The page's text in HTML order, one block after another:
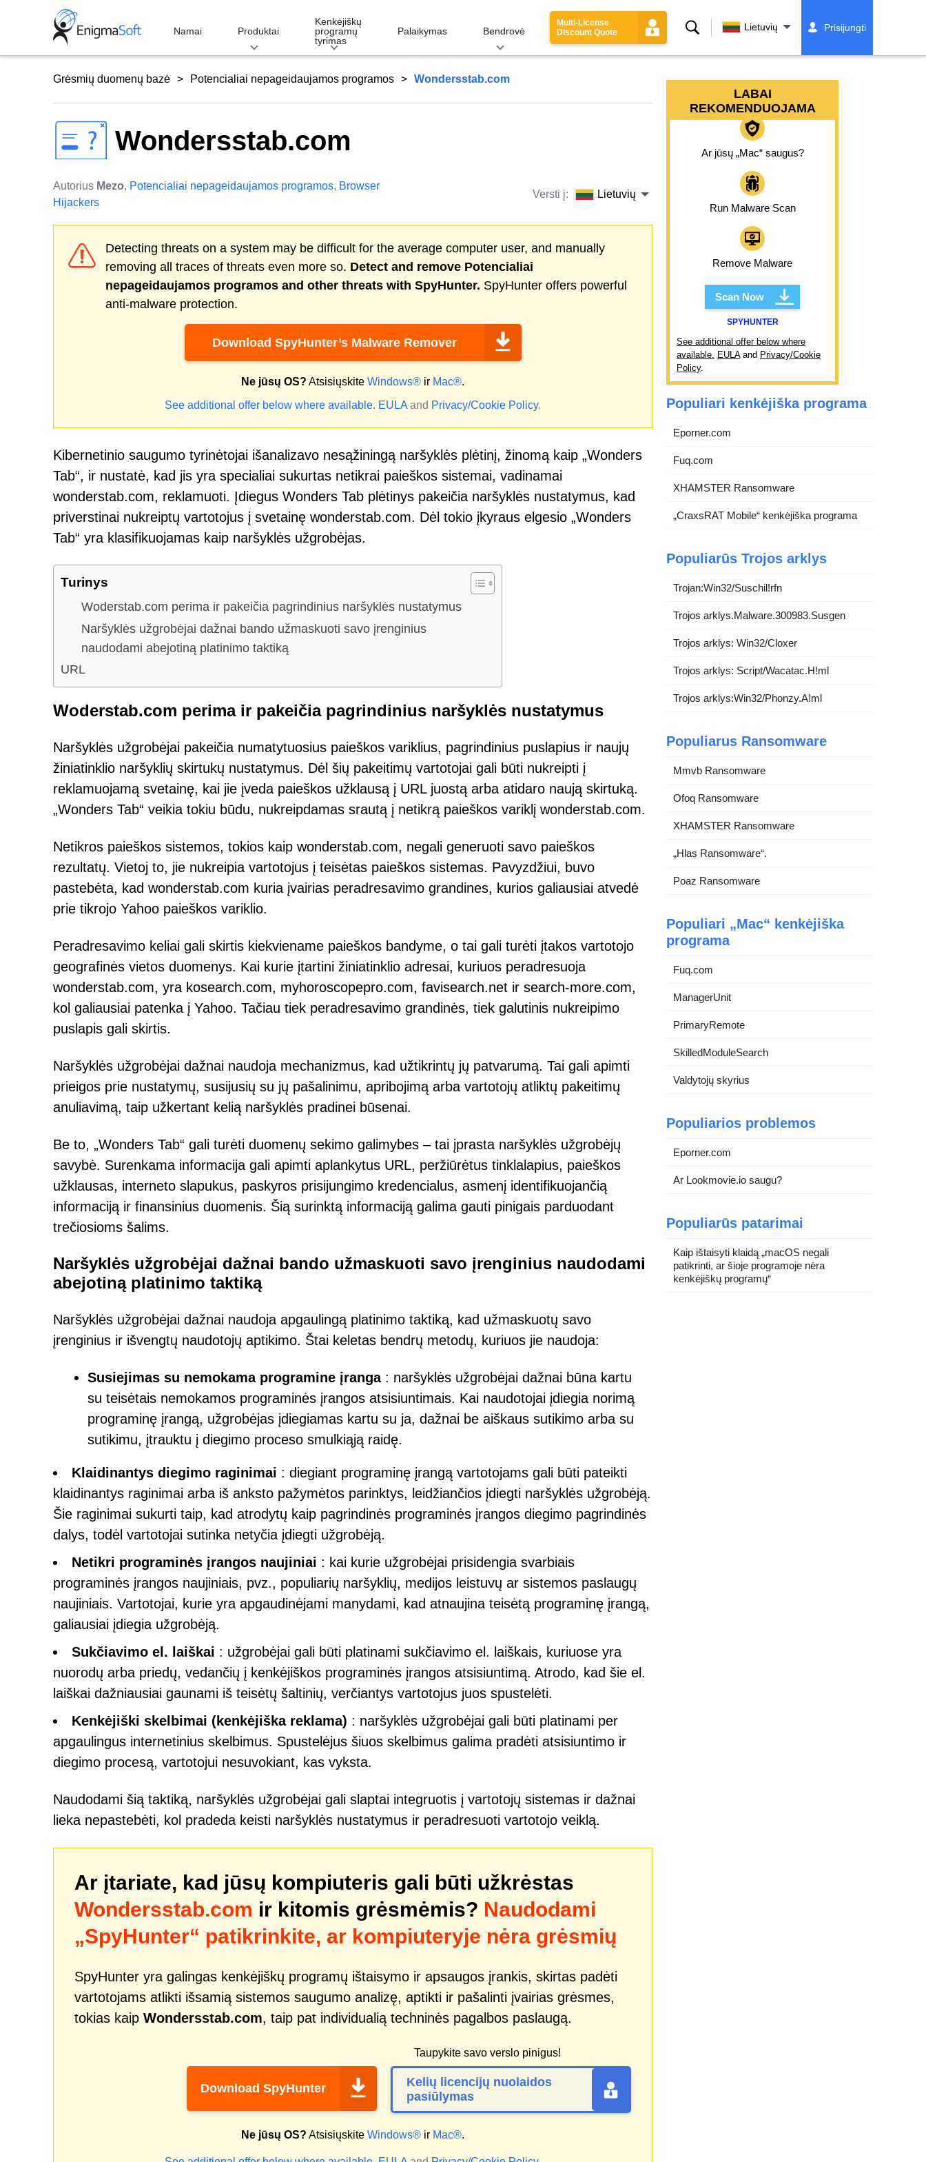
Namai Produktai
Kenkėjiškų
programų
tyrimas
Palaikymas Bendrovė
Multi-License
Discount Quote
Paieška Lietuvių Prisijungti
Grėsmių duomenų bazė Potencialiai nepageidaujamos programos Wondersstab.com
Wondersstab.com
Autorius Mezo, Potencialiai nepageidaujamos programos, Browser
Hijackers
Versti į: Lietuvių
Detecting threats on a system may be difficult for the average computer user, and manually
removing all traces of threats even more so. Detect and remove Potencialiai
nepageidaujamos programos and other threats with SpyHunter. SpyHunter offers powerful
anti-malware protection.
Download SpyHunter’s Malware Remover
Ne jūsų OS? Atsisiųskite Windows® ir Mac®.
See additional offer below where available. EULA and Privacy/Cookie Policy.
Kibernetinio saugumo tyrinėtojai išanalizavo nesąžiningą naršyklės plėtinį, žinomą kaip „Wonders
Tab“, ir nustatė, kad jis yra specialiai sukurtas netikrai paieškos sistemai, vadinamai
wonderstab.com, reklamuoti. Įdiegus Wonders Tab plėtinys pakeičia naršyklės nustatymus, kad
priverstinai nukreiptų vartotojus į svetainę wonderstab.com. Dėl tokio įkyraus elgesio „Wonders
Tab“ yra klasifikuojamas kaip naršyklės užgrobėjas.
Turinys
Woderstab.com perima ir pakeičia pagrindinius naršyklės nustatymus
Naršyklės užgrobėjai dažnai bando užmaskuoti savo įrenginius
naudodami abejotiną platinimo taktiką
URL
Woderstab.com perima ir pakeičia pagrindinius naršyklės nustatymus
Naršyklės užgrobėjai pakeičia numatytuosius paieškos variklius, pagrindinius puslapius ir naujų
žiniatinklio naršyklių skirtukų nustatymus. Dėl šių pakeitimų vartotojai gali būti nukreipti į
reklamuojamą svetainę, kai jie įveda paieškos užklausą į URL juostą arba atidaro naują skirtuką.
„Wonders Tab“ veikia tokiu būdu, nukreipdamas srautą į netikrą paieškos variklį wonderstab.com.
Netikros paieškos sistemos, tokios kaip wonderstab.com, negali generuoti savo paieškos
rezultatų. Vietoj to, jie nukreipia vartotojus į teisėtas paieškos sistemas. Pavyzdžiui, buvo
pastebėta, kad wonderstab.com kuria įvairias peradresavimo grandines, kurios galiausiai atvedė
prie tikrojo Yahoo paieškos variklio.
Peradresavimo keliai gali skirtis kiekviename paieškos bandyme, o tai gali turėti įtakos vartotojo
geografinės vietos duomenys. Kai kurie įtartini žiniatinklio adresai, kuriuos peradresuoja
wonderstab.com, yra kosearch.com, myhoroscopepro.com, favisearch.net ir search-more.com,
kol galiausiai patenka į Yahoo. Tačiau tiek peradresavimo grandinės, tiek galutinis nukreipimo
puslapis gali skirtis.
Naršyklės užgrobėjai dažnai naudoja mechanizmus, kad užtikrintų jų patvarumą. Tai gali apimti
prieigos prie nustatymų, susijusių su jų pašalinimu, apribojimą arba vartotojų atliktų pakeitimų
anuliavimą, taip užkertant kelią naršyklės pradinei būsenai.
Be to, „Wonders Tab“ gali turėti duomenų sekimo galimybes – tai įprasta naršyklės užgrobėjų
savybė. Surenkama informacija gali apimti aplankytus URL, peržiūrėtus tinklalapius, paieškos
užklausas, interneto slapukus, paskyros prisijungimo kredencialus, asmenį identifikuojančią
informaciją ir finansinius duomenis. Šią surinktą informaciją galima gauti pinigais parduodant
trečiosioms šalims.
Naršyklės užgrobėjai dažnai bando užmaskuoti savo įrenginius naudodami
abejotiną platinimo taktiką
Naršyklės užgrobėjai dažnai naudoja apgaulingą platinimo taktiką, kad užmaskuotų savo
įrenginius ir išvengtų naudotojų aptikimo. Štai keletas bendrų metodų, kuriuos jie naudoja:
Susiejimas su nemokama programine įranga: naršyklės užgrobėjai dažnai būna kartu
su teisėtais nemokamos programinės įrangos atsisiuntimais. Kai naudotojai įdiegia norimą
programinę įrangą, užgrobėjas įdiegiamas kartu su ja, dažnai be aiškaus sutikimo arba su
sutikimu, įtrauktu į diegimo proceso smulkiąją raidę.
Klaidinantys diegimo raginimai : diegiant programinę įrangą vartotojams gali būti pateikti
klaidinantys raginimai arba iš anksto pažymėtos parinktys, leidžiančios įdiegti naršyklės užgrobėją.
Šie raginimai sukurti taip, kad atrodytų kaip pagrindinės programinės įrangos diegimo pagrindinės
dalys, todėl vartotojai sutinka netyčia įdiegti užgrobėją.
Netikri programinės įrangos naujiniai : kai kurie užgrobėjai prisidengia svarbiais
programinės įrangos naujiniais, pvz., populiarių naršyklių, medijos leistuvų ar sistemos paslaugų
naujiniais. Vartotojai, kurie yra apgaudinėjami manydami, kad atnaujina teisėtą programinę įrangą,
galiausiai įdiegia užgrobėją.
Sukčiavimo el. laiškai : užgrobėjai gali būti platinami sukčiavimo el. laiškais, kuriuose yra
nuorodų arba priedų, vedančių į kenkėjiškos programinės įrangos atsisiuntimą. Atrodo, kad šie el.
laiškai dažniausiai gaunami iš teisėtų šaltinių, verčiantys vartotojus juos spustelėti.
Kenkėjiški skelbimai (kenkėjiška reklama) : naršyklės užgrobėjai gali būti platinami per
apgaulingus internetinius skelbimus. Spustelėjus šiuos skelbimus galima pradėti atsisiuntimo ir
diegimo procesą, vartotojui nesuvokiant, kas vyksta.
Naudodami šią taktiką, naršyklės užgrobėjai gali slaptai integruotis į vartotojų sistemas ir dažnai
lieka nepastebėti, kol pradeda keisti naršyklės nustatymus ir peradresuoti vartotojo veiklą.
Ar įtariate, kad jūsų kompiuteris gali būti užkrėstas
Wondersstab.com ir kitomis grėsmėmis? Naudodami
„SpyHunter“ patikrinkite, ar kompiuteryje nėra grėsmių
SpyHunter yra galingas kenkėjiškų programų ištaisymo ir apsaugos įrankis, skirtas padėti
vartotojams atlikti išsamią sistemos saugumo analizę, aptikti ir pašalinti įvairias grėsmes,
tokias kaip Wondersstab.com, taip pat individualią techninės pagalbos paslaugą.
Download SpyHunter
Taupykite savo verslo pinigus!
Kelių licencijų nuolaidos
pasiūlymas
Ne jūsų OS? Atsisiųskite Windows® ir Mac®.
LABAI
REKOMENDUOJAMA
Ar jūsų „Mac“ saugus?
Run Malware Scan
Remove Malware
Scan Now
SPYHUNTER
See additional offer below where
available. EULAand Privacy/Cookie
Policy.
Populiari kenkėjiška programa
Eporner.com
Fuq.com
XHAMSTER Ransomware
„CraxsRAT Mobile“ kenkėjiška programa
Populiarūs Trojos arklys
Trojan:Win32/Suschil!rfn
Trojos arklys.Malware.300983.Susgen
Trojos arklys: Win32/Cloxer
Trojos arklys: Script/Wacatac.H!ml
Trojos arklys:Win32/Phonzy.A!ml
Populiarus Ransomware
Mmvb Ransomware
Ofoq Ransomware
XHAMSTER Ransomware
„Hlas Ransomware“.
Poaz Ransomware
Populiari „Mac“ kenkėjiška
programa
Fuq.com
ManagerUnit
PrimaryRemote
SkilledModuleSearch
Valdytojų skyrius
Populiarios problemos
Eporner.com
Ar Lookmovie.io saugu?
Populiarūs patarimai
Kaip ištaisyti klaidą „macOS negali
patikrinti, ar šioje programoje nėra
kenkėjiškų programų“